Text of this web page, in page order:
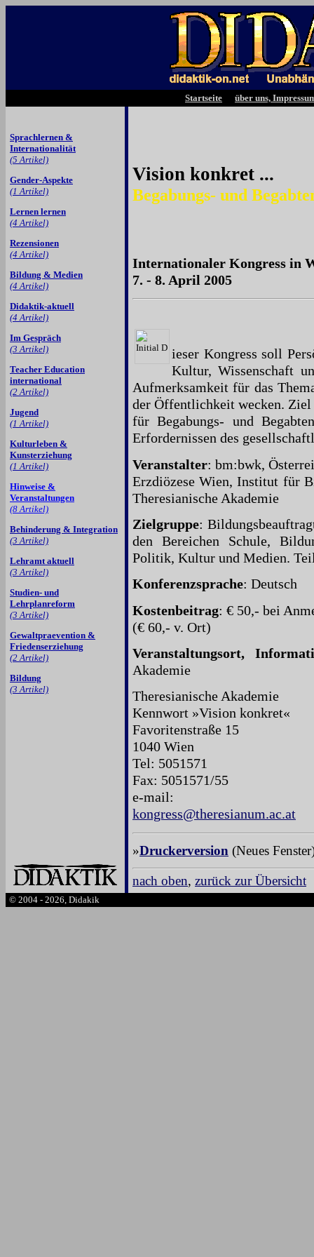
Startseite über uns,
Sprachlernen &
Internationalität
(5 Artikel)
Gender-Aspekte
(1 Artikel)
Lernen lernen
(4 Artikel)
Rezensionen
(4 Artikel)
Bildung & Medien
(4 Artikel)
Didaktik-aktuell
(4 Artikel)
Im Gespräch
(3 Artikel)
Teacher Education
international
(2 Artikel)
Jugend
(1 Artikel)
Kulturleben &
Kunsterziehung
(1 Artikel)
Hinweise &
Veranstaltungen
(8 Artikel)
Behinderung & Integration
(3 Artikel)
Lehramt aktuell
(3 Artikel)
Studien- und
Lehrplanreform
(3 Artikel)
Gewaltpraevention &
Friedenserziehung
(2 Artikel)
Bildung
(3 Artikel)
Vision konkret ...
Begabungs- und
Internationaler Kongress in
7. - 8. April 2005
ieser Kongress soll
Kultur, Wissenschaft
Aufmerksamkeit für das
der Öffentlichkeit wecken. Ziel
für Begabungs- und
Erfordernissen des
Veranstalter: bm:bwk,
Erzdiözese Wien, Institut für
Theresianische Akademie
Zielgruppe:
den Bereichen Schule,
Politik, Kultur und Medien.
Konferenzsprache: Deutsch
Kostenbeitrag: € 50,- bei
(€ 60,- v. Ort)
Veranstaltungsort,
Akademie
Theresianische Akademie
Kennwort »Vision konkret«
Favoritenstraße 15
1040 Wien
Tel: 5051571
Fax: 5051571/55
e-mail:
kongress@theresianum.ac.at
»Druckerversion (Neues
nach oben, zurück zur Übersicht
© 2004 - 2026, Didakik